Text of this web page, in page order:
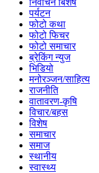
निर्वाचन बिशेष
पर्यटन
फोटो कथा
फोटो फिचर
फोटो समाचार
ब्रेकिंग न्युज
भिडियो
मनोरञ्जन/साहित्य
राजनीति
वातावरण-कृषि
विचार/बहस
विशेष
समाचार
समाज
स्थानीय
स्वास्थ्य